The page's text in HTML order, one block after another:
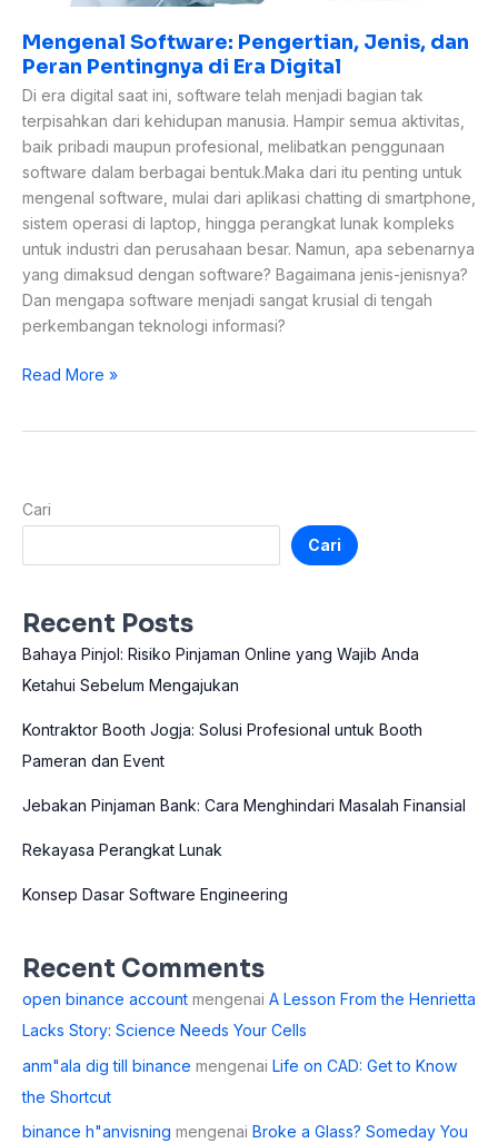
Mengenal Software: Pengertian, Jenis, dan
Peran Pentingnya di Era Digital
Di era digital saat ini, software telah menjadi bagian tak
terpisahkan dari kehidupan manusia. Hampir semua aktivitas,
baik pribadi maupun profesional, melibatkan penggunaan
software dalam berbagai bentuk.Maka dari itu penting untuk
mengenal software, mulai dari aplikasi chatting di smartphone,
sistem operasi di laptop, hingga perangkat lunak kompleks
untuk industri dan perusahaan besar. Namun, apa sebenarnya
yang dimaksud dengan software? Bagaimana jenis-jenisnya?
Dan mengapa software menjadi sangat krusial di tengah
perkembangan teknologi informasi?
Read More »
Cari
Cari
Recent Posts
Bahaya Pinjol: Risiko Pinjaman Online yang Wajib Anda
Ketahui Sebelum Mengajukan
Kontraktor Booth Jogja: Solusi Profesional untuk Booth
Pameran dan Event
Jebakan Pinjaman Bank: Cara Menghindari Masalah Finansial
Rekayasa Perangkat Lunak
Konsep Dasar Software Engineering
Recent Comments
open binance account mengenai A Lesson From the Henrietta
Lacks Story: Science Needs Your Cells
anm"ala dig till binance mengenai Life on CAD: Get to Know
the Shortcut
binance h"anvisning mengenai Broke a Glass? Someday You